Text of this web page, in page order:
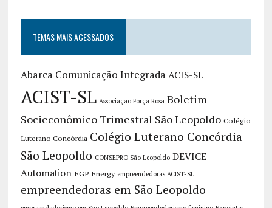
TEMAS MAIS ACESSADOS
Abarca Comunicação Integrada ACIS-SL
ACIST-SL Associação Força Rosa Boletim
Socieconômico Trimestral São Leopoldo Colégio
Luterano Concórdia Colégio Luterano Concórdia
São Leopoldo CONSEPRO São Leopoldo DEVICE
Automation EGP Energy empreendedoras ACIST-SL
empreendedoras em São Leopoldo